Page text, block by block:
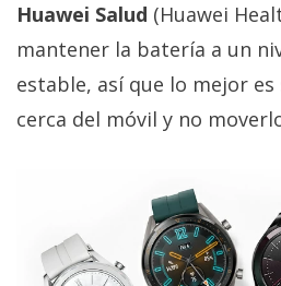
digital donde
encontrarás
todas las
noticias sobre
tecnología,
móviles,
trucos y
tutoriales.
Huawei Salud (Huawei
mantener la batería a un
estable, así que lo mejor
cerca del móvil y no